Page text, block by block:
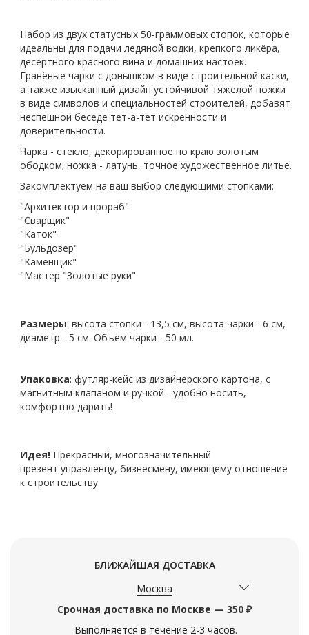
Набор из двух статусных 50-граммовых стопок, которые
идеальны для подачи ледяной водки, крепкого ликёра,
десертного красного вина и домашних настоек.
Гранёные чарки с донышком в виде строительной каски,
а также изысканный дизайн устойчивой тяжелой ножки
в виде символов и специальностей строителей, добавят
неспешной беседе тет-а-тет искренности и
доверительности.
Чарка - стекло, декорированное по краю золотым
ободком; ножка - латунь, точное художественное литье.
Закомплектуем на ваш выбор следующими стопками:
"Архитектор и прораб"
"Сварщик"
"Каток"
"Бульдозер"
"Каменщик"
"Мастер "Золотые руки"
Размеры: высота стопки - 13,5 см, высота чарки - 6 см,
диаметр - 5 см. Объем чарки - 50 мл.
Упаковка: футляр-кейс из дизайнерского картона, с
магнитным клапаном и ручкой - удобно носить,
комфортно дарить!
Идея! Прекрасный, многозначительный
презент управленцу, бизнесмену, имеющему отношение
к строительству.
БЛИЖАЙШАЯ ДОСТАВКА
Москва
Срочная доставка по Москве — 350 ₽
Выполняется в течение 2-3 часов.